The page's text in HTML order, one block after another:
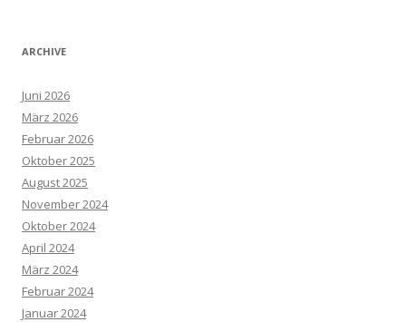
ARCHIVE
Juni 2026
März 2026
Februar 2026
Oktober 2025
August 2025
November 2024
Oktober 2024
April 2024
März 2024
Februar 2024
Januar 2024